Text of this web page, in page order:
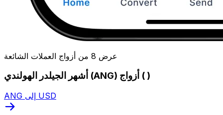
عرض 8 من أزواج العملات الشائعة
أشهر الجيلدر الهولندي (ANG) أزواج ( )
ANG إلى USD